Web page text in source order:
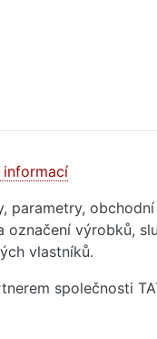
výrobků,
vlastníků.
společnosti